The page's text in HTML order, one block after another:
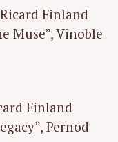
Finland
Muse”, Vinoble
Finland
Pernod